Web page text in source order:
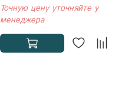
Точную цену уточняйте у
менеджера